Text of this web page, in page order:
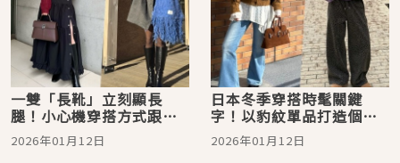
一雙「長靴」立刻顯長
腿！小心機穿搭方式跟著
日本女生學會4種搭配
2026年01月12日
日本冬季穿搭時髦關鍵
字！以豹紋單品打造個性
街頭態度
2026年01月12日